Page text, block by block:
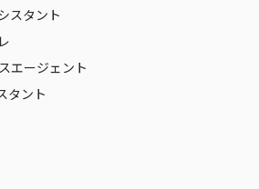
スタント
エージェント
タント